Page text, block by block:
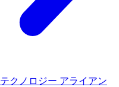
テクノロジー アライアン